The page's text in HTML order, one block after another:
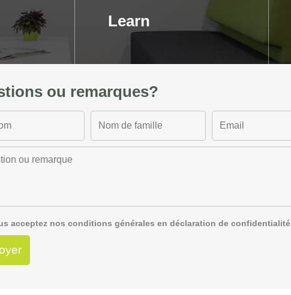
Learn
ou remarques?
acceptez nos conditions générales en déclaration de confidentialité